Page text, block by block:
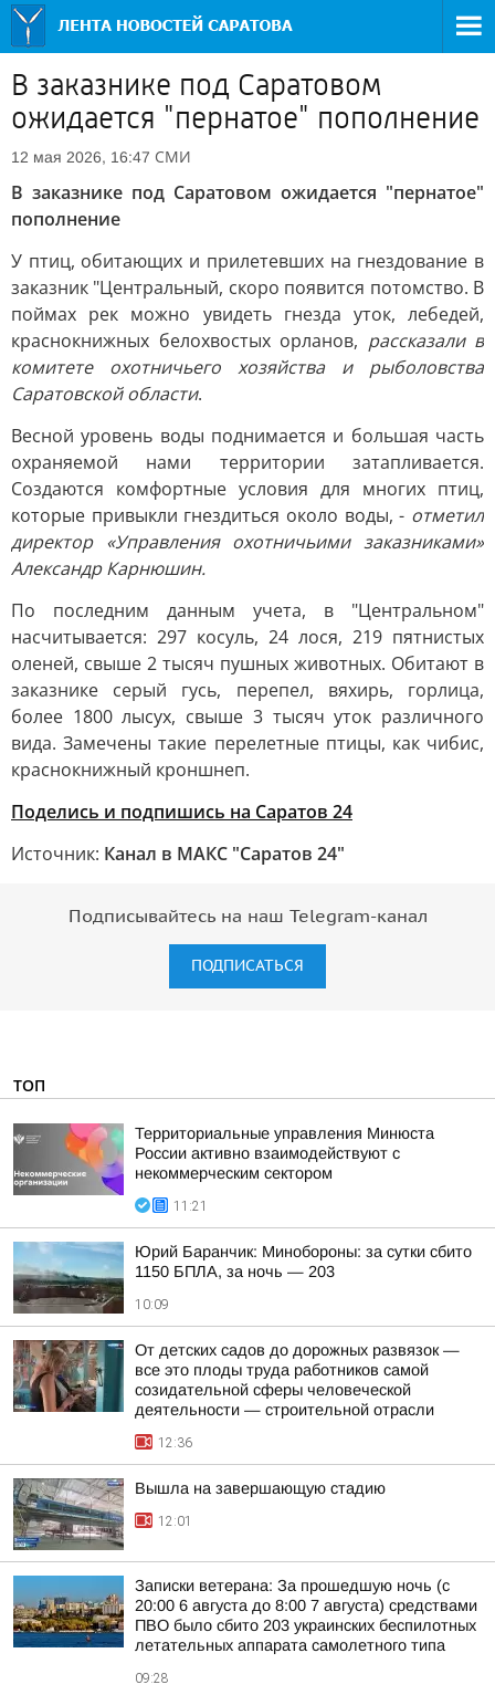
В заказнике под Саратовом
ожидается "пернатое" пополнение
12 мая 2026, 16:47 СМИ
В заказнике под Саратовом ожидается "пернатое"
пополнение
У птиц, обитающих и прилетевших на гнездование в
заказник "Центральный, скоро появится потомство. В
поймах рек можно увидеть гнезда уток, лебедей,
краснокнижных белохвостых орланов, рассказали в
комитете охотничьего хозяйства и рыболовства
Саратовской области.
Весной уровень воды поднимается и большая часть
охраняемой нами территории затапливается.
Создаются комфортные условия для многих птиц,
которые привыкли гнездиться около воды, - отметил
директор «Управления охотничьими заказниками»
Александр Карнюшин.
По последним данным учета, в "Центральном"
насчитывается: 297 косуль, 24 лося, 219 пятнистых
оленей, свыше 2 тысяч пушных животных. Обитают в
заказнике серый гусь, перепел, вяхирь, горлица,
более 1800 лысух, свыше 3 тысяч уток различного
вида. Замечены такие перелетные птицы, как чибис,
краснокнижный кроншнеп.
Поделись и подпишись на Саратов 24
Источник: Канал в МАКС "Саратов 24"
Подписывайтесь на наш Telegram-канал
ПОДПИСАТЬСЯ
ТОП
Территориальные управления Минюста
России активно взаимодействуют с
некоммерческим сектором
11:21
Юрий Баранчик: Минобороны: за сутки сбито
1150 БПЛА, за ночь — 203
10:09
От детских садов до дорожных развязок —
все это плоды труда работников самой
созидательной сферы человеческой
деятельности — строительной отрасли
12:36
Вышла на завершающую стадию
12:01
Записки ветерана: За прошедшую ночь (с
20:00 6 августа до 8:00 7 августа) средствами
ПВО было сбито 203 украинских беспилотных
летательных аппарата самолетного типа
09:28